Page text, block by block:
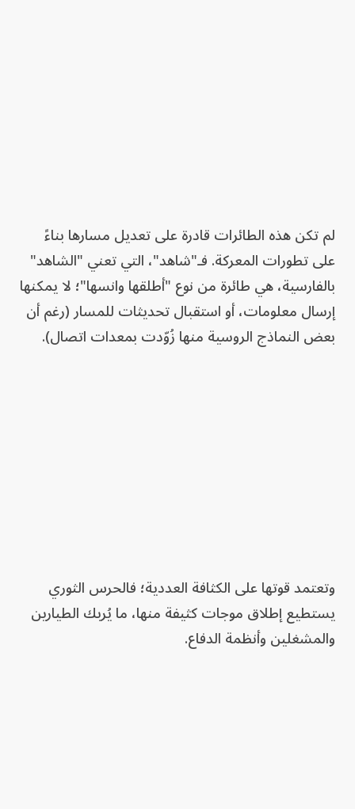
لم تكن هذه الطائرات قادرة على تعديل مسارها بناءً
على تطورات المعركة. فـ"شاهد"، التي تعني "الشاهد"
بالفارسية، هي طائرة من نوع "أطلقها وانسها"؛ لا يمكنها
إرسال معلومات، أو استقبال تحديثات للمسار (رغم أن
بعض النماذج الروسية منها زُوّدت بمعدات اتصال).
وتعتمد قوتها على الكثافة العددية؛ فالحرس الثوري
يستطيع إطلاق موجات كثيفة منها، ما يُربك الطيارين
والمشغلين وأنظمة الدفاع.